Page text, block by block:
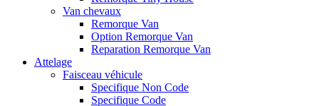
Van chevaux
Remorque Van
Option Remorque Van
Reparation Remorque Van
Attelage
Faisceau véhicule
Specifique Non Code
Specifique Code